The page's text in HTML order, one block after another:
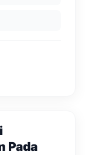
Pada